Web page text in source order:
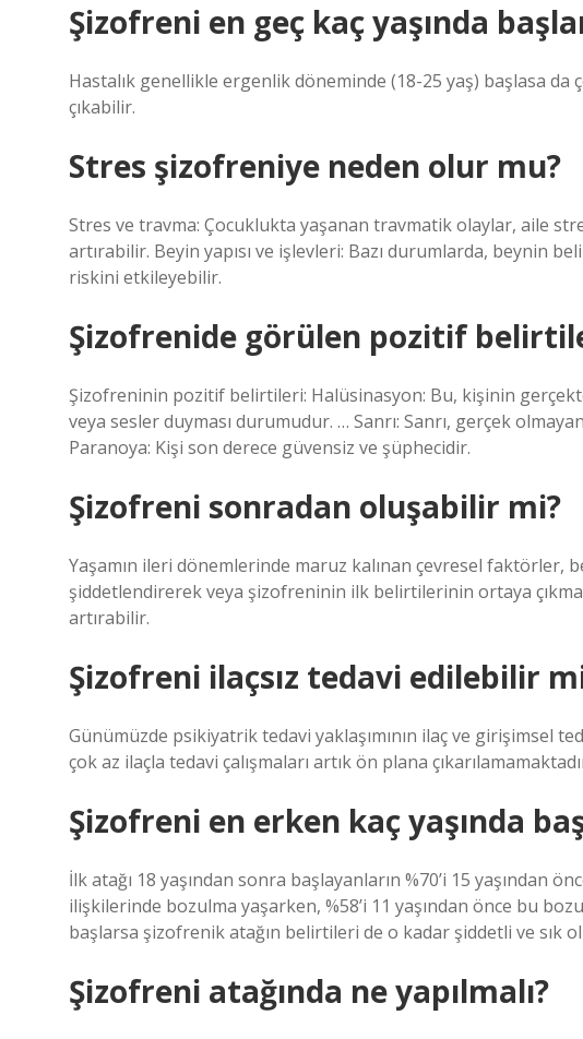
Şizofreni en geç kaç yaşında
Hastalık genellikle ergenlik döneminde (18-25 yaş) başlasa da
çıkabilir.
Stres şizofreniye neden olur mu?
Stres ve travma: Çocuklukta yaşanan travmatik olaylar, aile
artırabilir. Beyin yapısı ve işlevleri: Bazı durumlarda, beynin
riskini etkileyebilir.
Şizofrenide görülen pozitif
Şizofreninin pozitif belirtileri: Halüsinasyon: Bu, kişinin
veya sesler duyması durumudur. … Sanrı: Sanrı, gerçek
Paranoya: Kişi son derece güvensiz ve şüphecidir.
Şizofreni sonradan oluşabilir mi?
Yaşamın ileri dönemlerinde maruz kalınan çevresel faktörler,
şiddetlendirerek veya şizofreninin ilk belirtilerinin ortaya
artırabilir.
Şizofreni ilaçsız tedavi edilebilir
Günümüzde psikiyatrik tedavi yaklaşımının ilaç ve girişimsel
çok az ilaçla tedavi çalışmaları artık ön plana
Şizofreni en erken kaç yaşında
İlk atağı 18 yaşından sonra başlayanların %70’i 15 yaşından
ilişkilerinde bozulma yaşarken, %58’i 11 yaşından önce bu
başlarsa şizofrenik atağın belirtileri de o kadar şiddetli ve sık
Şizofreni atağında ne yapılmalı?